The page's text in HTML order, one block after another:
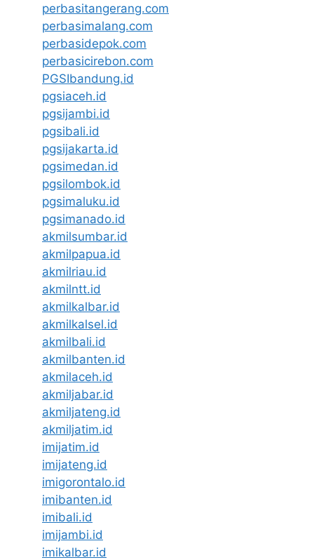
perbasitangerang.com
perbasimalang.com
perbasidepok.com
perbasicirebon.com
PGSIbandung.id
pgsiaceh.id
pgsijambi.id
pgsibali.id
pgsijakarta.id
pgsimedan.id
pgsilombok.id
pgsimaluku.id
pgsimanado.id
akmilsumbar.id
akmilpapua.id
akmilriau.id
akmilntt.id
akmilkalbar.id
akmilkalsel.id
akmilbali.id
akmilbanten.id
akmilaceh.id
akmiljabar.id
akmiljateng.id
akmiljatim.id
imijatim.id
imijateng.id
imigorontalo.id
imibanten.id
imibali.id
imijambi.id
imikalbar.id